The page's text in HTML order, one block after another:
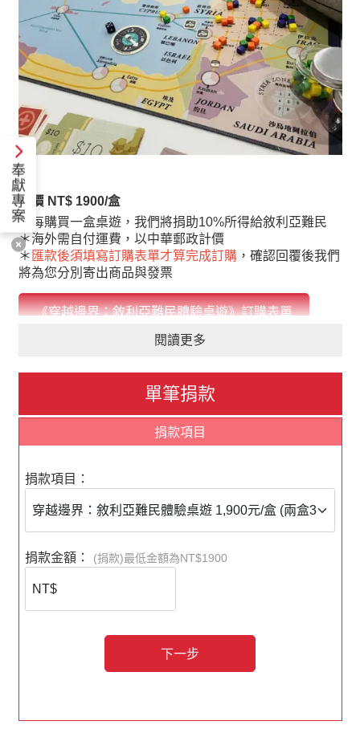
售價 NT$ 1900/盒
＊每購買一盒桌遊，我們將捐助10%所得給敘利亞難民
＊海外需自付運費，以中華郵政計價
＊ 匯款後須填寫訂購表單才算完成訂購，確認回覆後我們
將為您分別寄出商品與發票
《穿越邊界：敘利亞難民體驗桌遊》訂購表單
OM在世界各地也有不同的難民事工，我們希望透過桌上
在Borderlines體驗遊戲中，每位玩家的角色是一家之主，
你需要在有限的資源下，帶領家人到達安全的地方，途中
將面對邊境關閉、人口販賣、沉船等困難，並要作出抉
民的逃亡之旅！
帳號：495-540-49246-6
閱讀更多
單筆捐款
捐款項目
捐款項目：
捐款金額： (捐款)最低金額為NT$1900
下一步
奉
獻
專
案